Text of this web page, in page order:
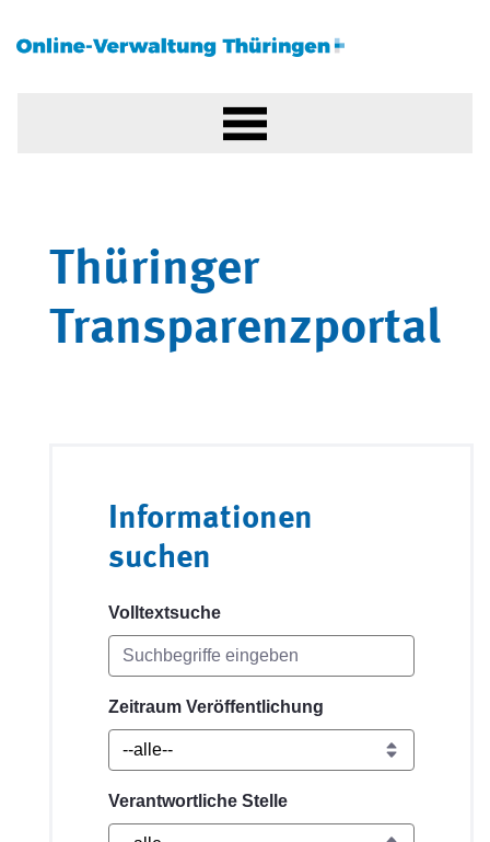
Thüringer
Transparenzportal
Informationen
suchen
Volltextsuche
Zeitraum Veröffentlichung
Verantwortliche Stelle